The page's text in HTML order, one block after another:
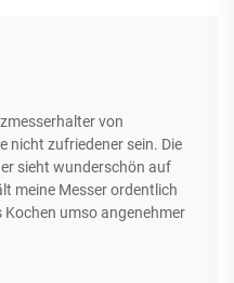
von
nicht zufriedener sein. Die
sieht wunderschön auf
meine Messer ordentlich
umso angenehmer